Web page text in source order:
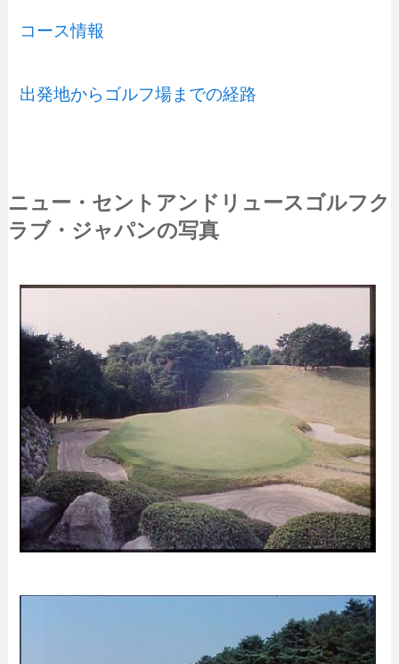
コース情報
出発地からゴルフ場までの経路
ニュー・セントアンドリュースゴルフク
ラブ・ジャパンの写真